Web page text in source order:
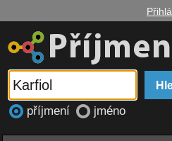
příjmení jméno